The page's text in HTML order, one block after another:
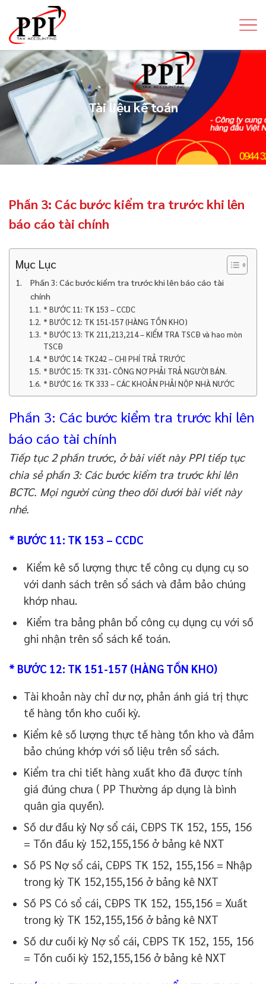
Tài liệu kế toán
Phần 3: Các bước kiểm tra trước khi lên
báo cáo tài chính
Mục Lục
Phần 3: Các bước kiểm tra trước khi lên báo cáo tài
chính
* BƯỚC 11: TK 153 – CCDC
* BƯỚC 12: TK 151-157 (HÀNG TỒN KHO)
* BƯỚC 13: TK 211,213,214 – KIỂM TRA TSCĐ và hao mòn
TSCĐ
* BƯỚC 14: TK242 – CHI PHÍ TRẢ TRƯỚC
* BƯỚC 15: TK 331- CÔNG NỢ PHẢI TRẢ NGƯỜI BÁN.
* BƯỚC 16: TK 333 – CÁC KHOẢN PHẢI NỘP NHÀ NƯỚC
Phần 3: Các bước kiểm tra trước khi lên
báo cáo tài chính
Tiếp tục 2 phần trước, ở bài viết này PPI tiếp tục
chia sẻ phần 3: Các bước kiểm tra trước khi lên
BCTC. Mọi người cùng theo dõi dưới bài viết này
nhé.
* BƯỚC 11: TK 153 – CCDC
Kiểm kê số lượng thực tế công cụ dụng cụ so
với danh sách trên sổ sách và đảm bảo chúng
khớp nhau.
Kiểm tra bảng phân bổ công cụ dụng cụ với số
ghi nhận trên sổ sách kế toán.
* BƯỚC 12: TK 151-157 (HÀNG TỒN KHO)
Tài khoản này chỉ dư nợ, phản ánh giá trị thực
tế hàng tồn kho cuối kỳ.
Kiểm kê số lượng thực tế hàng tồn kho và đảm
bảo chúng khớp với số liệu trên sổ sách.
Kiểm tra chi tiết hàng xuất kho đã được tính
giá đúng chưa ( PP Thường áp dụng là bình
quân gia quyền).
Số dư đầu kỳ Nợ sổ cái, CĐPS TK 152, 155, 156
= Tồn đầu kỳ 152,155,156 ở bảng kê NXT
Số PS Nợ sổ cái, CĐPS TK 152, 155,156 = Nhập
trong kỳ TK 152,155,156 ở bảng kê NXT
Số PS Có sổ cái, CĐPS TK 152, 155,156 = Xuất
trong kỳ TK 152,155,156 ở bảng kê NXT
Số dư cuối kỳ Nợ sổ cái, CĐPS TK 152, 155, 156
= Tồn cuối kỳ 152,155,156 ở bảng kê NXT